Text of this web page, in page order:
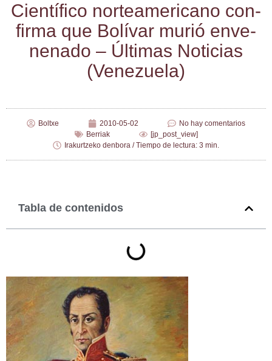
Cien­tí­fi­co nor­te­ame­ri­cano con­
fir­ma que Bolí­var murió enve­
ne­na­do – Últi­mas Noti­cias
(Vene­zue­la)
Boltxe 2010-05-02
No hay comentarios
Berriak
[jp_post_view]
Irakurtzeko denbora / Tiempo de lectura: 3 min.
Tabla de contenidos